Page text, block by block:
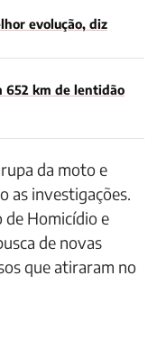
evolução, diz
652 km de lentidão
da moto e
as investigações.
Homicídio e
de novas
que atiraram no